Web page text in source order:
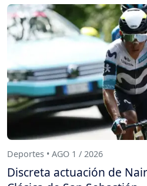
Deportes • AGO 1 / 2026
Discreta actuación de